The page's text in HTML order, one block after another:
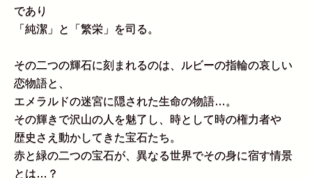
であり
「純潔」と「繁栄」を司る。
その二つの輝石に刻まれるのは、ルビーの指輪の哀しい
恋物語と、
エメラルドの迷宮に隠された生命の物語…。
その輝きで沢山の人を魅了し、時として時の権力者や
歴史さえ動かしてきた宝石たち。
赤と緑の二つの宝石が、異なる世界でその身に宿す情景
とは…？